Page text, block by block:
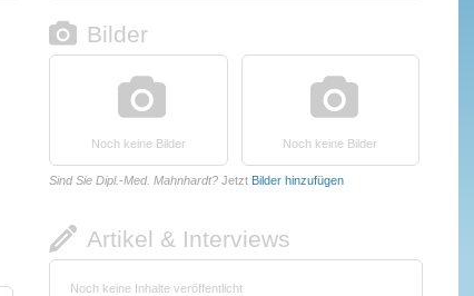
Bilder
Noch keine Bilder Noch keine Bilder
Sind Sie Dipl.-Med. Mahnhardt? Jetzt Bilder hinzufügen
Artikel & Interviews
Noch keine Inhalte veröffentlicht